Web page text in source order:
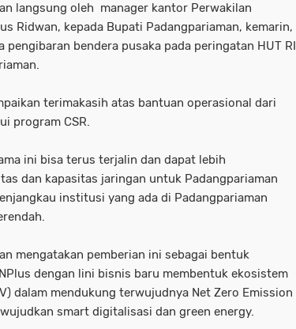
langsung oleh manager kantor Perwakilan
Ridwan, kepada Bupati Padangpariaman, kemarin,
pengibaran bendera pusaka pada peringatan HUT RI
terimakasih atas bantuan operasional dari
program CSR.
ini bisa terus terjalin dan dapat lebih
dan kapasitas jaringan untuk Padangpariaman
institusi yang ada di Padangpariaman
mengatakan pemberian ini sebagai bentuk
dengan lini bisnis baru membentuk ekosistem
dalam mendukung terwujudnya Net Zero Emission
smart digitalisasi dan green energy.